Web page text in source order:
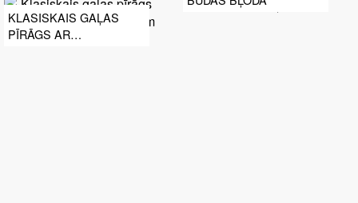
KLASISKAIS GAĻAS
PĪRĀGS AR